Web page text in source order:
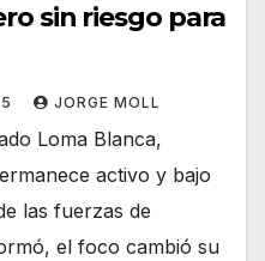
sin riesgo para
JORGE MOLL
Loma Blanca,
activo y bajo
las fuerzas de
el foco cambió su